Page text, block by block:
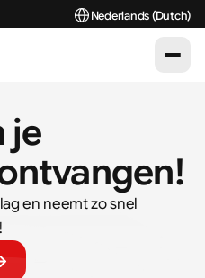
je
en neemt zo snel
Select Language
Nederlands (Dutch)